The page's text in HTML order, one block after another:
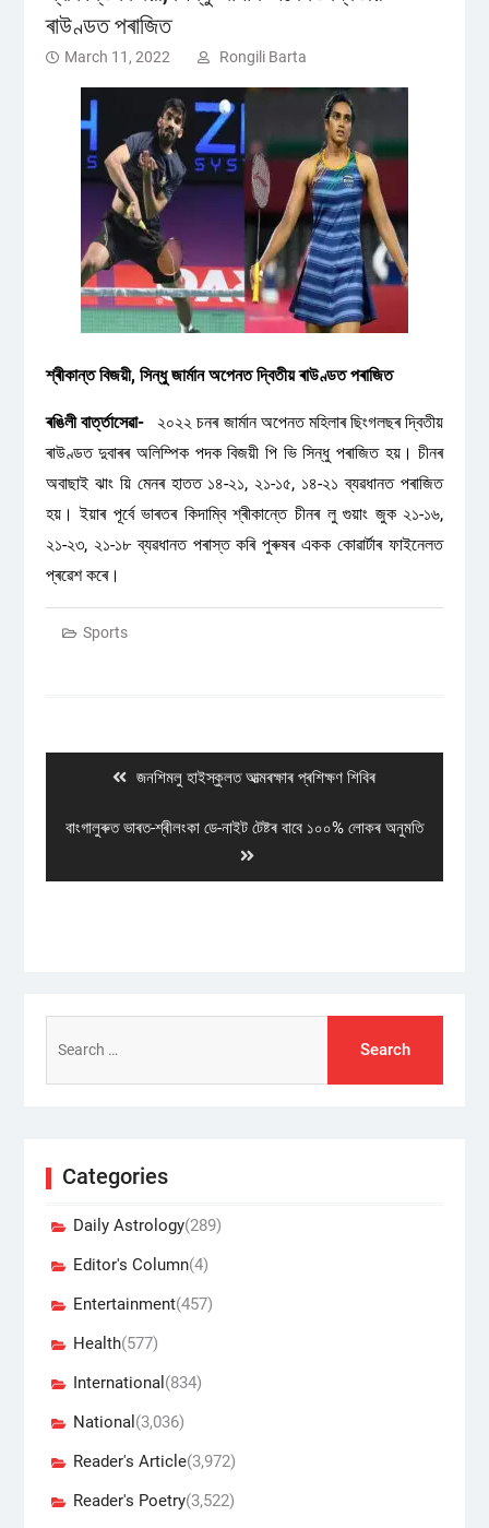
ৰাউণ্ডত পৰাজিত
March 11, 2022 Rongili Barta
শ্ৰীকান্ত বিজয়ী, সিন্ধু জাৰ্মান অপেনত দ্বিতীয় ৰাউণ্ডত পৰাজিত
ৰঙিলী বাৰ্ত্তাসেৱা-
২০২২ চনৰ জাৰ্মান অপেনত মহিলাৰ ছিংগলছৰ দ্বিতীয়
ৰাউণ্ডত দুবাৰৰ অলিম্পিক পদক বিজয়ী পি ভি সিন্ধু পৰাজিত হয়। চীনৰ
অবাছাই ঝাং য়ি মেনৰ হাতত ১৪-২১, ২১-১৫, ১৪-২১ ব্যৱধানত পৰাজিত
হয়। ইয়াৰ পূৰ্বে ভাৰতৰ কিদাম্বি শ্ৰীকান্তে চীনৰ লু গুয়াং জুক ২১-১৬,
২১-২৩, ২১-১৮ ব্যৱধানত পৰাস্ত কৰি পুৰুষৰ একক কোৱাৰ্টাৰ ফাইনেলত
প্ৰৱেশ কৰে।
Sports
Previous
জনশিমলু হাইস্কুলত আত্মৰক্ষাৰ প্ৰশিক্ষণ শিবিৰ
Next
বাংগালুৰুত ভাৰত-শ্ৰীলংকা ডে-নাইট টেষ্টৰ বাবে ১০০% লোকৰ অনুমতি
for:
Categories
Daily Astrology(289)
Editor's Column(4)
Entertainment(457)
Health(577)
International (834)
National (3,036)
Reader's Article(3,972)
Reader's Poetry(3,522)